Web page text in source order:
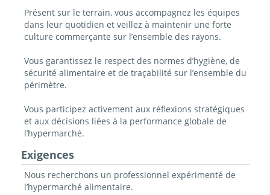
Présent sur le terrain, vous accompagnez les équipes
dans leur quotidien et veillez à maintenir une forte
culture commerçante sur l’ensemble des rayons.
Vous garantissez le respect des normes d’hygiène, de
sécurité alimentaire et de traçabilité sur l’ensemble du
périmètre.
Vous participez activement aux réflexions stratégiques
et aux décisions liées à la performance globale de
l’hypermarché.
Exigences
Nous recherchons un professionnel expérimenté de
l’hypermarché alimentaire.